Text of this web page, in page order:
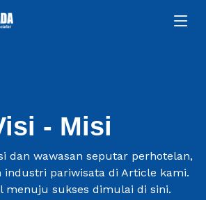
- Misi
dan wawasan seputar perhotelan,
industri pariwisata di Article kami.
menuju sukses dimulai di sini.